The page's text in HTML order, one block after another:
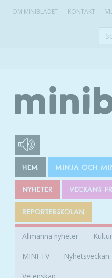
OM MINIBLADET KONTAKT
Sök
HEM MINJA OCH
NYHETER VECKANS
REPORTERSKOLAN
Allmänna nyheter
MINI-TV Nyhetsveckan
Vetenskap